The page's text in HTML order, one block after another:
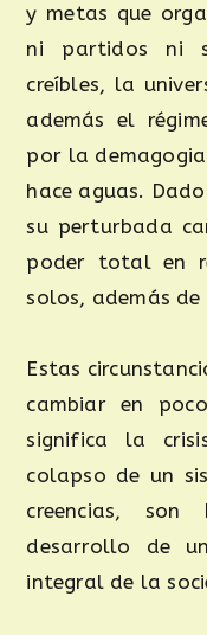
y metas que
ni partidos ni
creíbles, la
además el
por la
hace aguas.
su perturbada
poder total en
solos, además
Estas
cambiar en
significa la
colapso de un
creencias,
desarrollo de
integral de la